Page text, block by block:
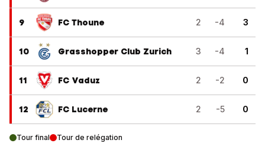
9 FC Thoune 2 -4 3
10 Grasshopper Club Zurich 3 -4 1
11 FC Vaduz 2 -2 0
12 FC Lucerne 2 -5 0
Tour final Tour de relégation